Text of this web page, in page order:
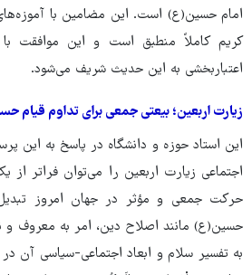
امام حسین(ع) است. این مضامین با
کریم کاملاً منطبق است و این موافقت
اعتباربخشی به این حدیث شریف می‌شود.
‏زیارت اربعین؛ بیعتی جمعی برای تداوم قیام
این استاد حوزه و دانشگاه در پاسخ به این
اجتماعی زیارت اربعین را می‌توان فراتر
حرکت جمعی و مؤثر در جهان امروز
حسین(ع) مانند اصلاح دین، امر به معروف و
به تفسیر سلام و ابعاد اجتماعی-سیاسی آن